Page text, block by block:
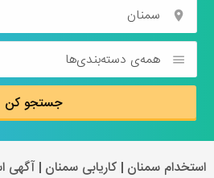
سمنان
همه‌ی دسته‌بندی‌ها
جستجو کن
استخدام سمنان | کاریابی سمنان | آگهی